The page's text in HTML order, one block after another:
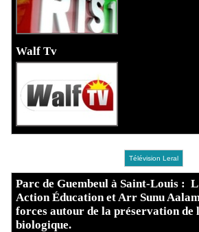
Walf Tv
Télévision Leral
Parc de Guembeul à Saint-Louis :
Action Éducation et Arr Sunu
forces autour de la préservation de
biologique.